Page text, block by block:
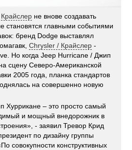
не внове создавать
становятся главными событиями
бренд Dodge выставлял
Chrysler / Крайслер -
Но когда Jeep Hurricane / Джип
сцену Северо-Американской
2005 года, планка стандартов
на совершенно новую
Хуррикане – это просто самый
и мощный внедорожник в
- заявил Тревор Крид
по дизайну группы
совокупности конструктивных